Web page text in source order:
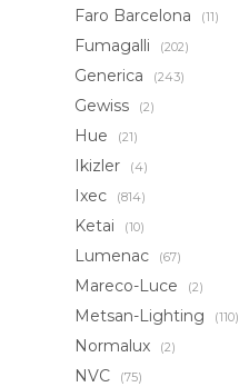
Faro Barcelona (11)
Fumagalli (202)
Generica (243)
Gewiss (2)
Hue (21)
Ikizler (4)
Ixec (814)
Ketai (10)
Lumenac (67)
Mareco-Luce (2)
Metsan-Lighting (110)
Normalux (2)
NVC (75)